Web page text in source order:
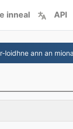
inneal API
ann an